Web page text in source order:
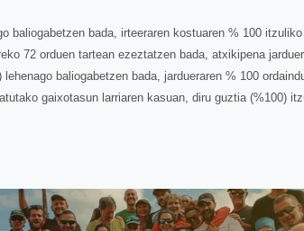
baliogabetzen bada, irteeraren kostuaren % 100
72 orduen tartean ezeztatzen bada, atxikipena
baliogabetzen bada, jardueraren % 100
gaixotasun larriaren kasuan, diru guztia (%100)